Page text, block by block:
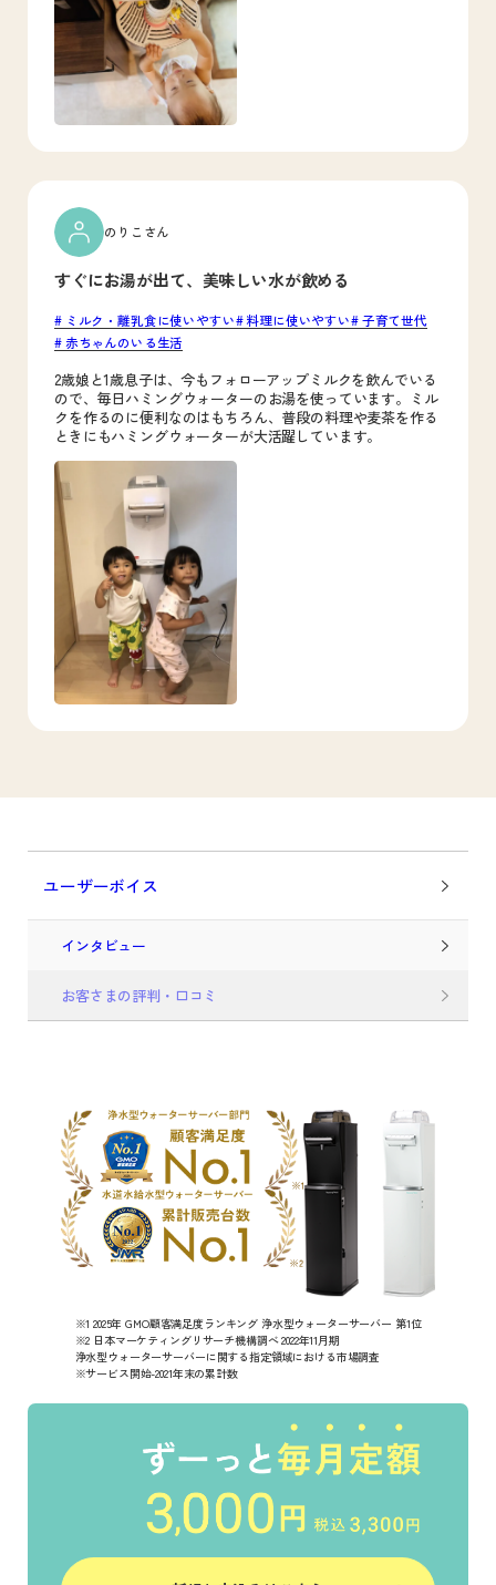
Prev Next
すぐにお湯が出て、美味しい水が飲める
ミルク・離乳食に使いやすい 料理に使いやすい 子育て世代
赤ちゃんのいる生活
のりこさん
2歳娘と1歳息子は、今もフォローアップミルクを飲んでいる
ので、毎日ハミングウォーターのお湯を使っています。ミル
クを作るのに便利なのはもちろん、普段の料理や麦茶を作る
ときにもハミングウォーターが大活躍しています。
ユーザーボイス
インタビュー
お客さまの評判・口コミ
※1 2025年 GMO顧客満足度ランキング 浄水型ウォーターサーバー 第1位
※2 日本マーケティングリサーチ機構調べ 2022年11月期
浄水型ウォーターサーバーに関する指定領域における市場調査
※サービス開始-2021年末の累計数